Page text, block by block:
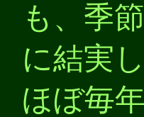
も、季
に結実
ほぼ毎